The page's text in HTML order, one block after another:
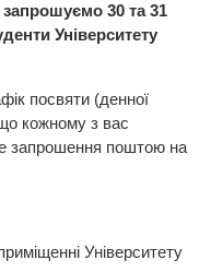
запрошуємо 30 та 31
Університету
посвяти (денної
кожному з вас
запрошення поштою на
Університету